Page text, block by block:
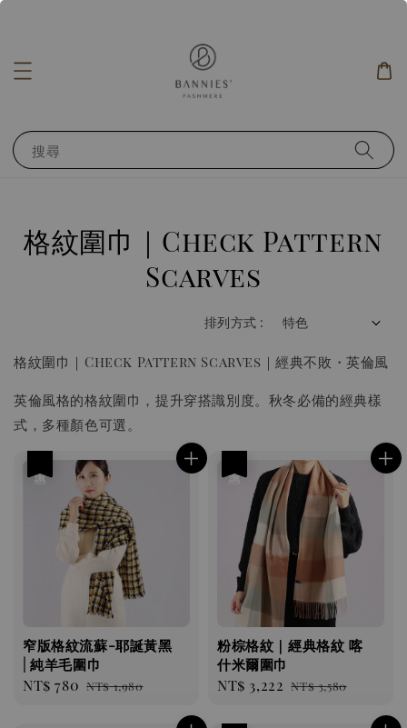
搜尋
格紋圍巾｜Check Pattern
Scarves
排列方式 :
格紋圍巾｜Check Pattern Scarves｜經典不敗・英倫風
英倫風格的格紋圍巾，提升穿搭識別度。秋冬必備的經典樣
式，多種顏色可選。
窄版格紋流蘇-耶誕黃黑
| 純羊毛圍巾
Sale
NT$ 780 Regular
NT$ 1,980
粉棕格紋｜經典格紋 喀
什米爾圍巾
Sale
NT$ 3,222 Regular
NT$ 3,580